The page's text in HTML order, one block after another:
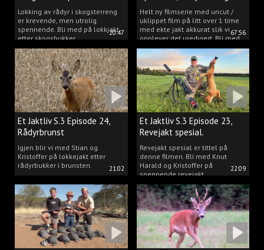
20:47
Lokking av rådyr i skogsterreng
er krevende, men utrolig
spennende. Bli med på lokkjakt
etter skogsbukker.
67:56
Helt ny filmserie med uncut /
uklippet film på litt over 1 time
med ekte jakt akkurat slik vi
opplever det uredigert. Bli med
Kristoffer og opplev akkurat det
vi gjør når vi er ute og lokker
rådyr.
21:02
Et Jaktliv S.3 Episode 24,
Rådyrbrunst
Igjen blir vi med Stian og
Kristoffer på lokkejakt etter
rådyrbukker i brunsten.
22:09
Et Jaktliv S.3 Episode 23,
Revejakt spesial.
Revejakt spesial er tittel på
denne filmen. Bli med Knut
Harald og Kristoffer på
spennende revejakt.